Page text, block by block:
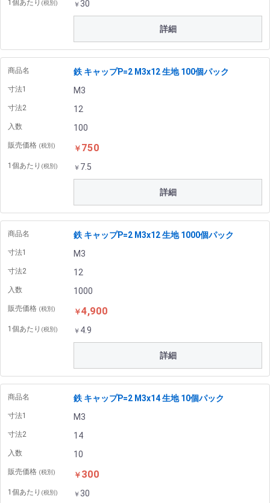
1個あたり (税別) ￥ 30
詳細
商品名 鉄 キャップP=2 M3x12 生地 100個パック
寸法1 M3
寸法2 12
入数 100
販売価格 (税別) ￥ 750
1個あたり (税別) ￥ 7.5
詳細
商品名 鉄 キャップP=2 M3x12 生地 1000個パック
寸法1 M3
寸法2 12
入数 1000
販売価格 (税別) ￥4,900
1個あたり (税別) ￥ 4.9
詳細
商品名 鉄 キャップP=2 M3x14 生地 10個パック
寸法1 M3
寸法2 14
入数 10
販売価格 (税別) ￥ 300
1個あたり (税別) ￥ 30